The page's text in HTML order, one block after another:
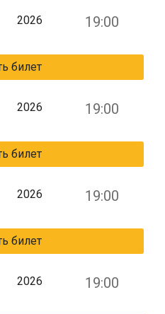
2026 19:00
билет
2026 19:00
билет
2026 19:00
билет
2026 19:00